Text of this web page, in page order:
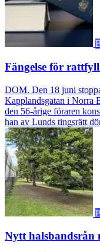
Fängelse för
DOM. Den 18 juni
Kapplandsgatan i Norra
den 56-årige föraren
han av Lunds tingsrätt
Nytt halsbandsrån